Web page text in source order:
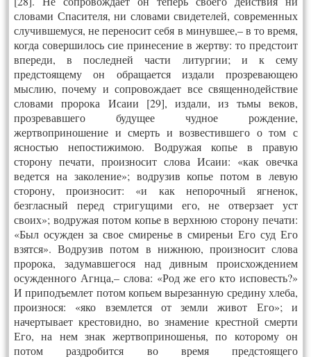
словами Спасителя, ни словами свидетелей, современных
случившемуся, не переносит себя в минувшее,– в то время,
когда совершилось сие принесение в жертву: то предстоит
впереди, в последней части литургии; и к сему
предстоящему он обращается издали прозревающею
мыслию, почему и сопровождает все священнодействие
словами пророка Исаии [29], издали, из тьмы веков,
прозревавшего будущее чудное рождение,
жертвоприношение и смерть и возвестившего о том с
ясностью непостижимою. Водружая копье в правую
сторону печати, произносит слова Исаии: «как овечка
ведется на заколение»; водрузив копье потом в левую
сторону, произносит: «и как непорочный ягненок,
безгласный перед стригущими его, не отверзает уст
своих»; водружая потом копье в верхнюю сторону печати:
«Был осужден за свое смиренье в смиреньи Его суд Его
взятся». Водрузив потом в нижнюю, произносит слова
пророка, задумавшегося над дивным происхождением
осужденного Агнца,– слова: «Род же его кто исповесть?»
И приподъемлет потом копьем вырезанную средину хлеба,
произнося: «яко вземлется от земли живот Его»; и
начертывает крестовидно, во знамение крестной смерти
Его, на нем знак жертвоприношенья, по которому он
потом раздробится во время предстоящего